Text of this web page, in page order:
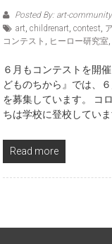
Posted By: art-community
art,childrenart,contest,
コンテスト , ヒーロー研究室,
６月もコンテストを開
どものちから』では、
を募集しています。 コ
ちは学校に登校してい
Read more